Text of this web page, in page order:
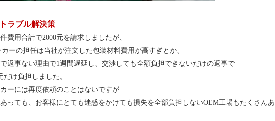
ラブル解決策
費用合計で2000元を請求しましたが、
ーの担任は当社が注文した包装材料費用が高すぎとか、
返事ない理由で1週間遅延し、交渉しても全額負担できないだけの返事で
だけ負担しました。
ーには再度依頼のことはないですが
っても、お客様にとても迷惑をかけても損失を全部負担しないOEM工場もたくさんあ